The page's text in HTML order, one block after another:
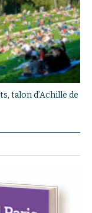
talon d’Achille de